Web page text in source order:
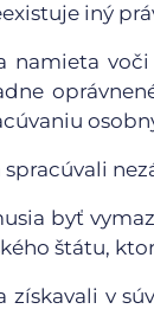
iný
namieta
byť
štátu,
získavali v